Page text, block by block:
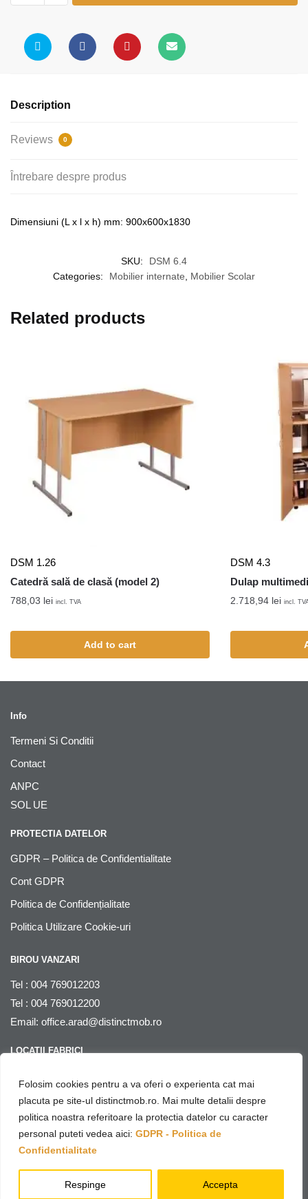
Folosim cookies pentru a va oferi o experienta cat mai
placuta pe site-ul distinctmob.ro. Mai multe detalii despre
politica noastra referitoare la protectia datelor cu caracter
personal puteti vedea aici: GDPR - Politica de
Confidentialitate
Respinge Accepta
umeraş
Description
Reviews 0
Întrebare despre produs
Dimensiuni (L x l x h) mm: 900x600x1830
SKU:
DSM 6.4
Categories:
Mobilier internate Mobilier Scolar
Related products
DSM 1.26
Catedră sală de clasă (model 2)
788,03 lei incl. TVA
Add to cart
DSM 4.3
Dulap
2.718,94 lei incl.
Info
Termeni Si Conditii
Contact
ANPC
SOL UE
PROTECTIA DATELOR
GDPR – Politica de Confidentialitate
Cont GDPR
Politica de Confidențialitate
Politica Utilizare Cookie-uri
BIROU VANZARI
Tel : 004 769012203
Tel : 004 769012200
Email: office.arad@distinctmob.ro
LOCATII FABRICI
Romania
© Distinctmob 2020
Website & SEO byNetring Media – with♥